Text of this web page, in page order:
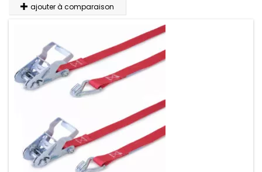
ajouter à comparaison